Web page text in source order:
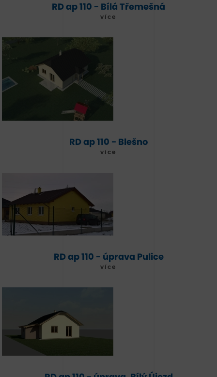
RD ap 110 - Bílá Třemešná
více
RD ap 110 - Blešno
více
RD ap 110 - úprava Pulice
více